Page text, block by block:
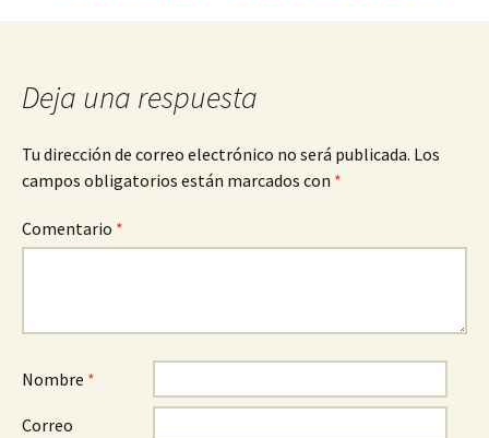
de
entradas
Deja una respuesta
Tu dirección de correo electrónico no será publicada. Los
campos obligatorios están marcados con *
Comentario *
Nombre *
Correo